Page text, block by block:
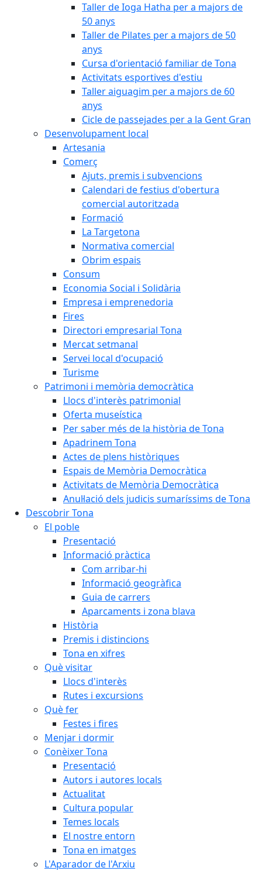
Taller de Ioga Hatha per a majors de
50 anys
Taller de Pilates per a majors de 50
anys
Cursa d'orientació familiar de Tona
Activitats esportives d'estiu
Taller aiguagim per a majors de 60
anys
Cicle de passejades per a la Gent Gran
Desenvolupament local
Artesania
Comerç
Ajuts, premis i subvencions
Calendari de festius d'obertura
comercial autoritzada
Formació
La Targetona
Normativa comercial
Obrim espais
Consum
Economia Social i Solidària
Empresa i emprenedoria
Fires
Directori empresarial Tona
Mercat setmanal
Servei local d'ocupació
Turisme
Patrimoni i memòria democràtica
Llocs d'interès patrimonial
Oferta museística
Per saber més de la història de Tona
Apadrinem Tona
Actes de plens històriques
Espais de Memòria Democràtica
Activitats de Memòria Democràtica
Anul·lació dels judicis sumaríssims de Tona
Descobrir Tona
El poble
Presentació
Informació pràctica
Com arribar-hi
Informació geogràfica
Guia de carrers
Aparcaments i zona blava
Història
Premis i distincions
Tona en xifres
Què visitar
Llocs d'interès
Rutes i excursions
Què fer
Festes i fires
Menjar i dormir
Conèixer Tona
Presentació
Autors i autores locals
Actualitat
Cultura popular
Temes locals
El nostre entorn
Tona en imatges
L'Aparador de l'Arxiu